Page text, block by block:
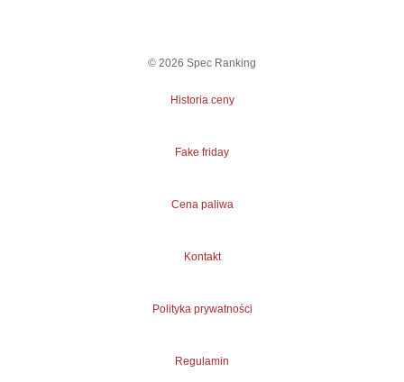
© 2026 Spec Ranking
Historia ceny
Fake friday
Cena paliwa
Kontakt
Polityka prywatności
Regulamin